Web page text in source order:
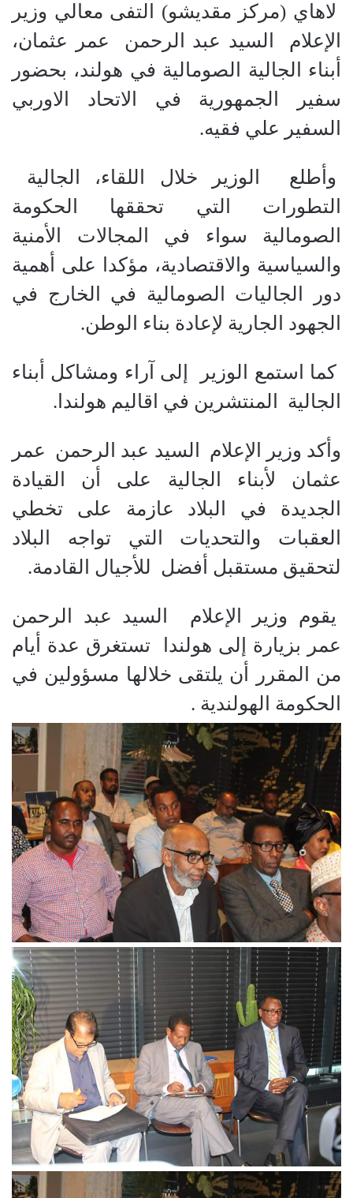
لاهاي (مركز مقديشو) التفى معالي وزير
الإعلام السيد عبد الرحمن عمر عثمان،
أبناء الجالية الصومالية في هولند، بحضور
سفير الجمهورية في الاتحاد الاوربي
السفير علي فقيه.
وأطلع الوزير خلال اللقاء، الجالية
التطورات التي تحققها الحكومة
الصومالية سواء في المجالات الأمنية
والسياسية والاقتصادية، مؤكدا على أهمية
دور الجاليات الصومالية في الخارج في
الجهود الجارية لإعادة بناء الوطن.
كما استمع الوزير إلى آراء ومشاكل أبناء
الجالية المنتشرين في اقاليم هولندا.
وأكد وزير الإعلام السيد عبد الرحمن عمر
عثمان لأبناء الجالية على أن القيادة
الجديدة في البلاد عازمة على تخطي
العقبات والتحديات التي تواجه البلاد
لتحقيق مستقبل أفضل للأجيال القادمة.
يقوم وزير الإعلام السيد عبد الرحمن
عمر بزيارة إلى هولندا تستغرق عدة أيام
من المقرر أن يلتقى خلالها مسؤولين في
الحكومة الهولندية .